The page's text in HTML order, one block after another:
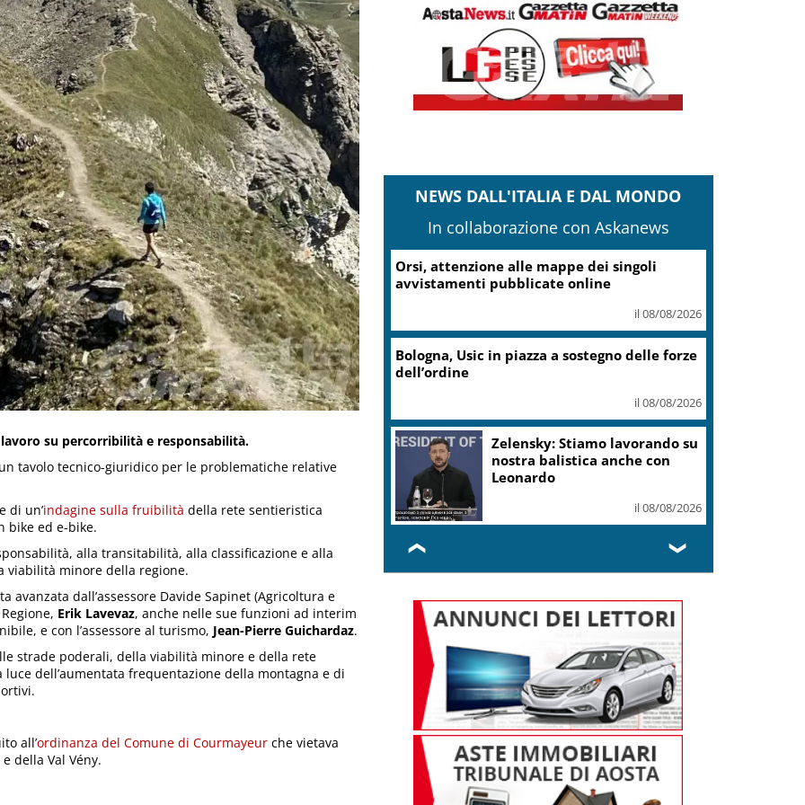
su percorribilità e responsabilità.
tavolo tecnico-giuridico per le problematiche relative
di un’indagine sulla fruibilità della rete sentieristica
bike ed e-bike.
alla transitabilità, alla classificazione e alla
viabilità minore della regione.
dall’assessore Davide Sapinet (Agricoltura e
Erik Lavevaz, anche nelle sue funzioni ad interim
e con l’assessore al turismo, Jean-Pierre Guichardaz.
strade poderali, della viabilità minore e della rete
dell’aumentata frequentazione della montagna e di
all’ordinanza del Comune di Courmayeur che vietava
della Val Vény.
NEWS DALL'ITALIA E DAL MONDO
In collaborazione con Askanews
Campi Flegrei, Fico: Al via lavori hub Pozzuoli
Ostia, investe un ciclista e fugge,
rintracciato da Polizia Locale
il 08/08/2026
I Barisei: vendemmia notturna
per tutelare chi lavora nei
filari
il 08/08/2026
❮ ❯